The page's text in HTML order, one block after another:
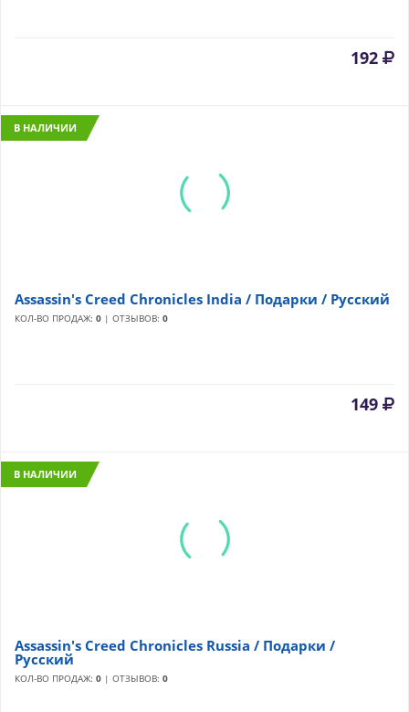
192
В НАЛИЧИИ
Assassin's Creed Chronicles India / Подарки / Русский
КОЛ-ВО ПРОДАЖ: 0 | ОТЗЫВОВ: 0
149
В НАЛИЧИИ
Assassin's Creed Chronicles Russia / Подарки /
Русский
КОЛ-ВО ПРОДАЖ: 0 | ОТЗЫВОВ: 0